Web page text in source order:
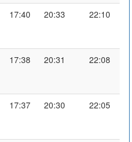
17:40 20:33 22:10
17:38 20:31 22:08
17:37 20:30 22:05